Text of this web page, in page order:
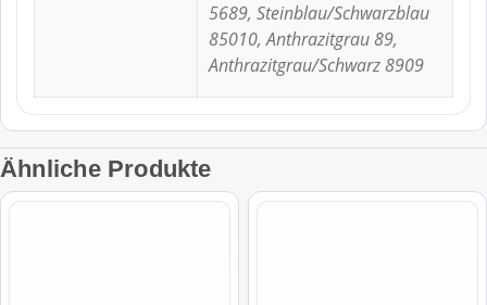
5689, Steinblau/Schwarzblau
85010, Anthrazitgrau 89,
Anthrazitgrau/Schwarz 8909
Ähnliche Produkte